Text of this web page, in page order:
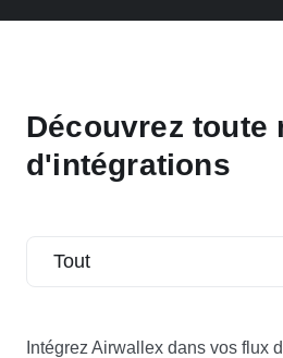
Découvrez toute
d'intégrations
Tout
Intégrez Airwallex dans vos flux